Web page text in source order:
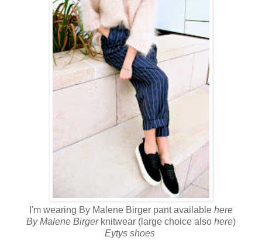
I'm wearing By Malene Birger pant available here
By Malene Birger knitwear (large choice also here)
Eytys shoes